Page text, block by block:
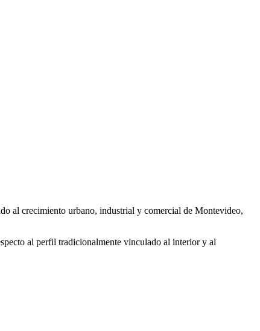
al crecimiento urbano, industrial y comercial de Montevideo,
al perfil tradicionalmente vinculado al interior y al